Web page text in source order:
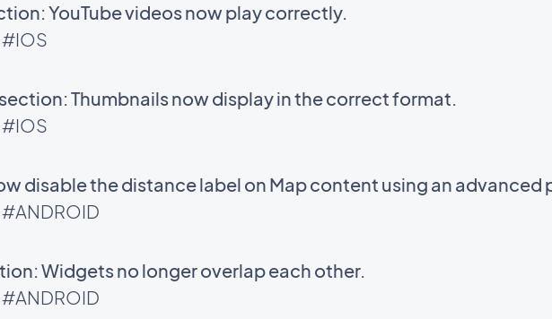
YouTube videos now play correctly.
#IOS
Thumbnails now display in the correct format.
#IOS
disable the distance label on Map content using an advanced
#ANDROID
Widgets no longer overlap each other.
#ANDROID